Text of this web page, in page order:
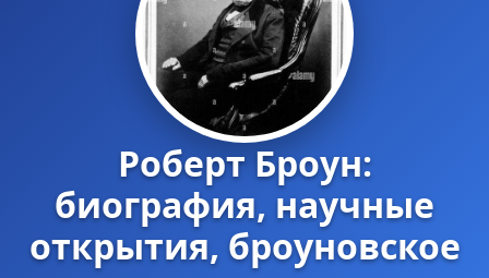
Роберт Броун:
биография, научные
открытия, броуновское